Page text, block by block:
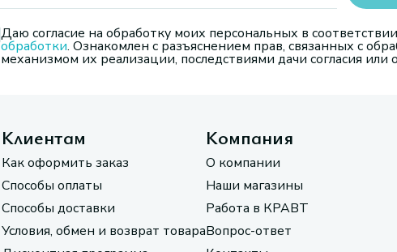
Даю согласие на обработку моих персональных в
обработки. Ознакомлен с разъяснением прав, связанных с
механизмом их реализации, последствиями дачи согласия или
Клиентам
Как оформить заказ
Способы оплаты
Способы доставки
Условия, обмен и возврат товара
Компания
О компании
Наши магазины
Работа в КРАВТ
Вопрос-ответ